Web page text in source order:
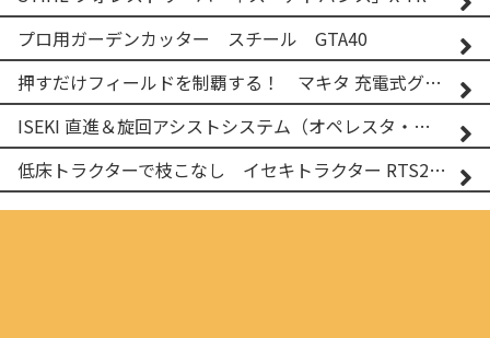
プロ用ガーデンカッター スチール GTA40
押すだけフィールドを制覇する！ マキタ 充電式グランドトリマー MUG001G
ISEKI 直進＆旋回アシストシステム（オペレスタ・ターン）搭載 イセキ 乗用田植機 PRJ8D-ZJL
低床トラクターで枝こなし イセキトラクター RTS205NS & フレールモア FNC1202F